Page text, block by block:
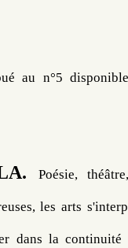
au n°5
Poésie,
les arts
dans la continuité